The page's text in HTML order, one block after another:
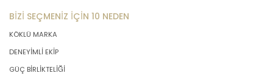
BİZİ SEÇMENİZ İÇİN 10 NEDEN
KÖKLÜ MARKA
DENEYİMLİ EKİP
GÜÇ BİRLİKTELİĞİ